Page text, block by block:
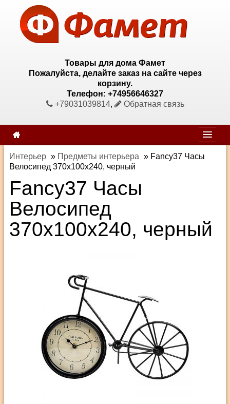
Товары для дома Фамет
Пожалуйста, делайте заказ на сайте через
корзину.
Телефон: +74956646327
+79031039814, Обратная связь
Интерьер » Предметы интерьера » Fancy37 Часы
Велосипед 370х100х240, черный
Fancy37 Часы
Велосипед
370х100х240, черный